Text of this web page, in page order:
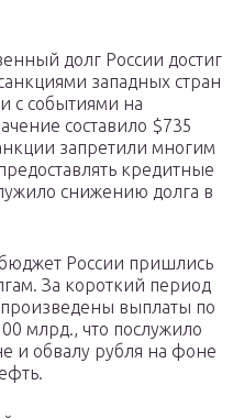
долг России достиг
западных стран
с событиями на
составило $735
запретили многим
кредитные
снижению долга в
России пришлись
За короткий период
выплаты по
млрд., что послужило
и обвалу рубля на фоне